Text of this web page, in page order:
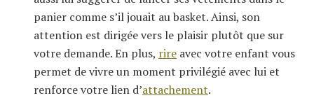
panier comme s’il jouait au basket. Ainsi, son
attention est dirigée vers le plaisir plutôt que sur
votre demande. En plus, rire avec votre enfant vous
permet de vivre un moment privilégié avec lui et
renforce votre lien d’attachement.